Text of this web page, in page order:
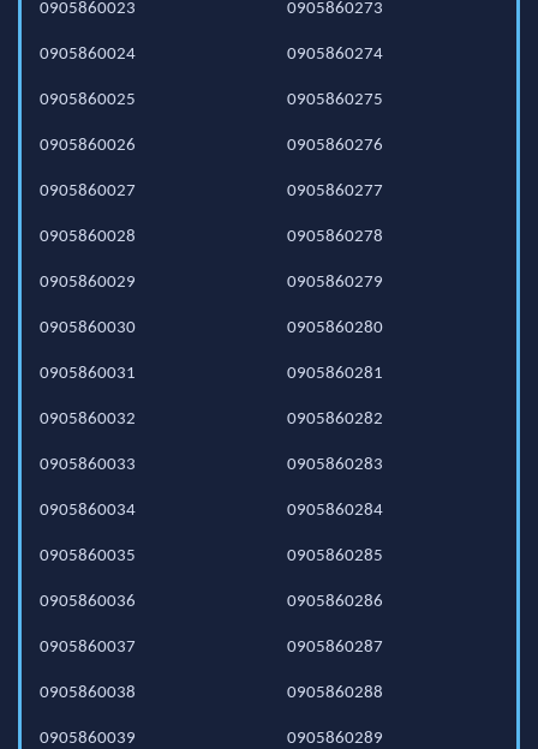
0905860023
0905860024
0905860025
0905860026
0905860027
0905860028
0905860029
0905860030
0905860031
0905860032
0905860033
0905860034
0905860035
0905860036
0905860037
0905860038
0905860039
0905860273
0905860274
0905860275
0905860276
0905860277
0905860278
0905860279
0905860280
0905860281
0905860282
0905860283
0905860284
0905860285
0905860286
0905860287
0905860288
0905860289